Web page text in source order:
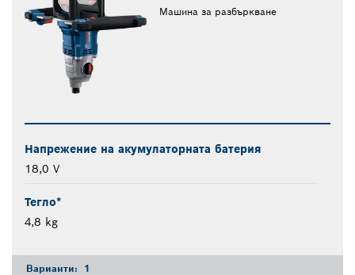
Машина за разбъркване
Напрежение на акумулаторната батерия
18,0 V
Тегло*
4,8 kg
Варианти: 1